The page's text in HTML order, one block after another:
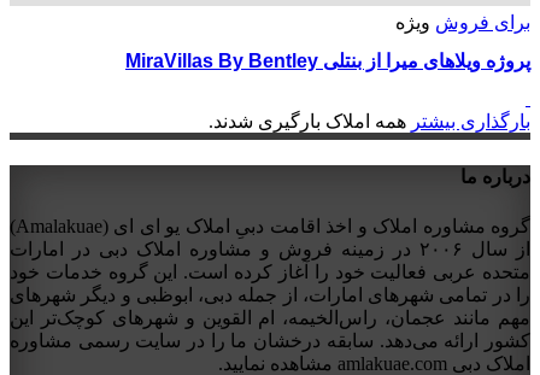
برای فروش ویژه
پروژه ویلاهای میرا از بنتلی MiraVillas By Bentley
بارگذاری بیشتر همه املاک بارگیری شدند.
درباره ما
گروه مشاوره املاک و اخذ اقامت دبیِ املاک یو ای ای (Amalakuae)
از سال ۲۰۰۶ در زمینه فروش و مشاوره املاک دبی در امارات
متحده عربی فعالیت خود را آغاز کرده است. این گروه خدمات خود
را در تمامی شهرهای امارات، از جمله دبی، ابوظبی و دیگر شهرهای
مهم مانند عجمان، راس‌الخیمه، ام القوین و شهرهای کوچک‌تر این
کشور ارائه می‌دهد. سابقه درخشان ما را در سایت رسمی مشاوره
املاک دبی amlakuae.com مشاهده نمایید.